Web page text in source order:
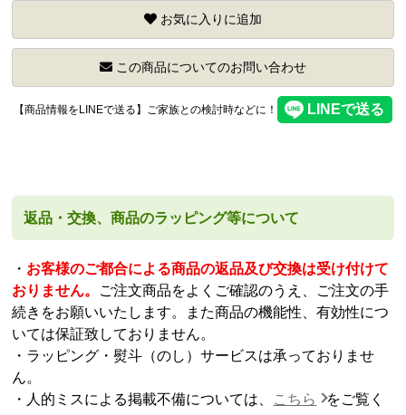
お気に入りに追加
この商品についてのお問い合わせ
【商品情報をLINEで送る】ご家族との検討時などに！
返品・交換、商品のラッピング等について
・ お客様のご都合による商品の返品及び交換は受け付けて
おりません。 ご注文商品をよくご確認のうえ、ご注文の手
続きをお願いいたします。また商品の機能性、有効性につ
いては保証致しておりません。
・ラッピング・熨斗（のし）サービスは承っておりませ
ん。
・人的ミスによる掲載不備については、 こちら
をご覧く